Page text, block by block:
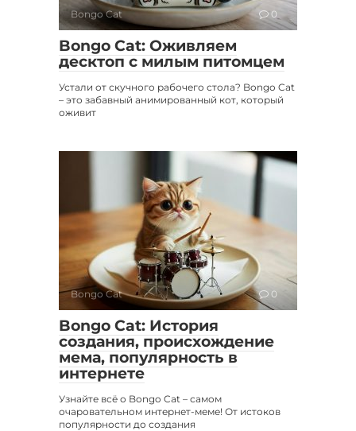
Bongo Cat 0
Bongo Cat: Оживляем
десктоп с милым питомцем
Устали от скучного рабочего стола? Bongo Cat
– это забавный анимированный кот, который
оживит
Bongo Cat 0
Bongo Cat: История
создания, происхождение
мема, популярность в
интернете
Узнайте всё о Bongo Cat – самом
очаровательном интернет-меме! От истоков
популярности до создания